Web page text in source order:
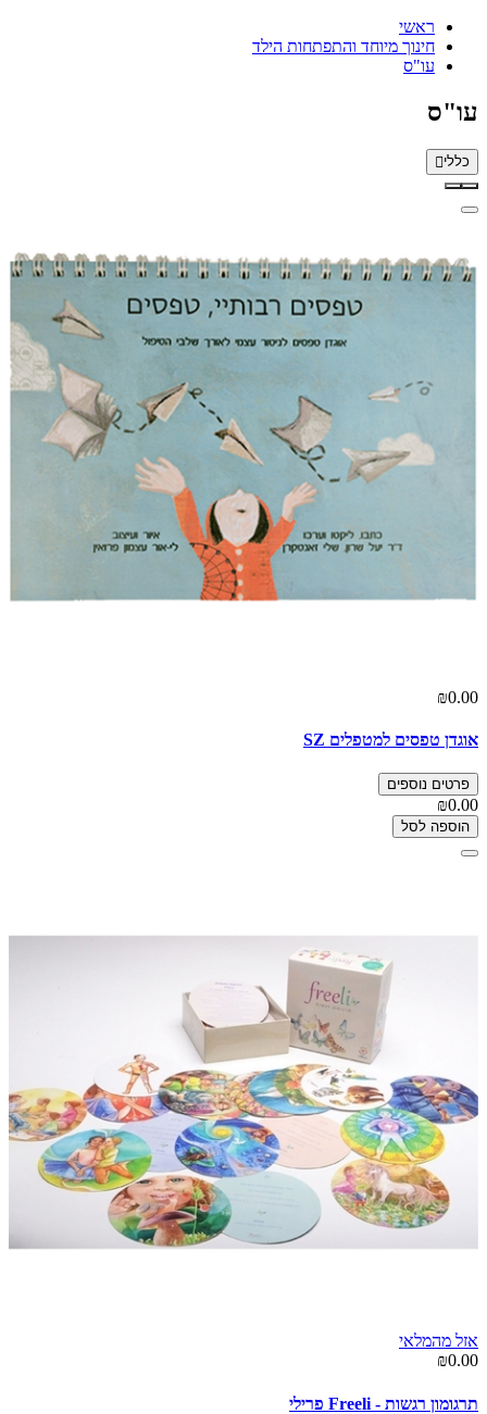
ראשי
חינוך מיוחד והתפתחות הילד
עו"ס
עו"ס
כללי
₪0.00
אוגדן טפסים למטפלים SZ
פרטים נוספים
₪0.00
הוספה לסל
אזל מהמלאי
₪0.00
תרגומון רגשות - Freeli פרילי